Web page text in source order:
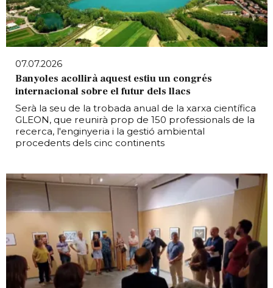
07.07.2026
Banyoles acollirà aquest estiu un congrés
internacional sobre el futur dels llacs
Serà la seu de la trobada anual de la xarxa científica
GLEON, que reunirà prop de 150 professionals de la
recerca, l'enginyeria i la gestió ambiental
procedents dels cinc continents